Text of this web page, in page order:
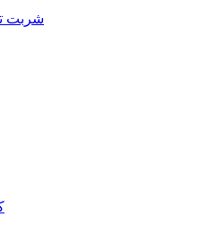
شربت